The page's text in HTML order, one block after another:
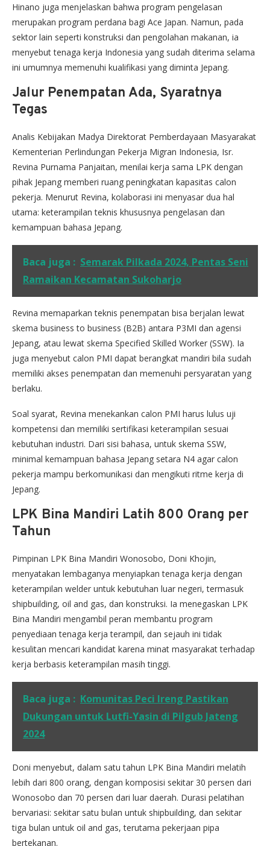
Hinano juga menjelaskan bahwa program pengelasan
merupakan program perdana bagi Ace Japan. Namun, pada
sektor lain seperti konstruksi dan pengolahan makanan, ia
menyebut tenaga kerja Indonesia yang sudah diterima selama
ini umumnya memenuhi kualifikasi yang diminta Jepang.
Jalur Penempatan Ada, Syaratnya
Tegas
Analis Kebijakan Madya Direktorat Pemberdayaan Masyarakat
Kementerian Perlindungan Pekerja Migran Indonesia, Isr.
Revina Purnama Panjaitan, menilai kerja sama LPK dengan
pihak Jepang memberi ruang peningkatan kapasitas calon
pekerja. Menurut Revina, kolaborasi ini menyasar dua hal
utama: keterampilan teknis khususnya pengelasan dan
kemampuan bahasa Jepang.
Baca juga : Semarak Pilkada 2024, Pentas Seni
Ramaikan Kecamatan Sukoharjo
Revina memaparkan teknis penempatan bisa berjalan lewat
skema business to business (B2B) antara P3MI dan agensi
Jepang, atau lewat skema Specified Skilled Worker (SSW). Ia
juga menyebut calon PMI dapat berangkat mandiri bila sudah
memiliki akses penempatan dan memenuhi persyaratan yang
berlaku.
Soal syarat, Revina menekankan calon PMI harus lulus uji
kompetensi dan memiliki sertifikasi keterampilan sesuai
kebutuhan industri. Dari sisi bahasa, untuk skema SSW,
minimal kemampuan bahasa Jepang setara N4 agar calon
pekerja mampu berkomunikasi dan mengikuti ritme kerja di
Jepang.
LPK Bina Mandiri Latih 800 Orang per
Tahun
Pimpinan LPK Bina Mandiri Wonosobo, Doni Khojin,
menyatakan lembaganya menyiapkan tenaga kerja dengan
keterampilan welder untuk kebutuhan luar negeri, termasuk
shipbuilding, oil and gas, dan konstruksi. Ia menegaskan LPK
Bina Mandiri mengambil peran membantu program
penyediaan tenaga kerja terampil, dan sejauh ini tidak
kesulitan mencari kandidat karena minat masyarakat terhadap
kerja berbasis keterampilan masih tinggi.
Baca juga : Komunitas Peci Ireng Pastikan
Dukungan untuk Lutfi-Yasin di Pilgub Jateng
2024
Doni menyebut, dalam satu tahun LPK Bina Mandiri melatih
lebih dari 800 orang, dengan komposisi sekitar 30 persen dari
Wonosobo dan 70 persen dari luar daerah. Durasi pelatihan
bervariasi: sekitar satu bulan untuk shipbuilding, dan sekitar
tiga bulan untuk oil and gas, terutama pekerjaan pipa
bertekanan.